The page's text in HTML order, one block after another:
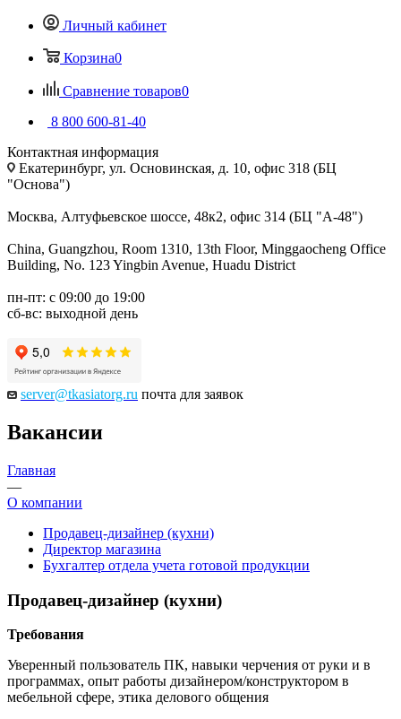
Личный кабинет
Корзина0
Сравнение товаров0
8 800 600-81-40
Контактная информация
Екатеринбург, ул. Основинская, д. 10, офис 318 (БЦ
"Основа")
Москва, Алтуфьевское шоссе, 48к2, офис 314 (БЦ "А-48")
China, Guangzhou, Room 1310, 13th Floor, Minggaocheng Office
Building, No. 123 Yingbin Avenue, Huadu District
пн-пт: с 09:00 до 19:00
сб-вс: выходной день
server@tkasiatorg.ru почта для заявок
Вакансии
Главная
—
О компании
Продавец-дизайнер (кухни)
Директор магазина
Бухгалтер отдела учета готовой продукции
Продавец-дизайнер (кухни)
Требования
Уверенный пользователь ПК, навыки черчения от руки и в
программах, опыт работы дизайнером/конструктором в
мебельной сфере, этика делового общения